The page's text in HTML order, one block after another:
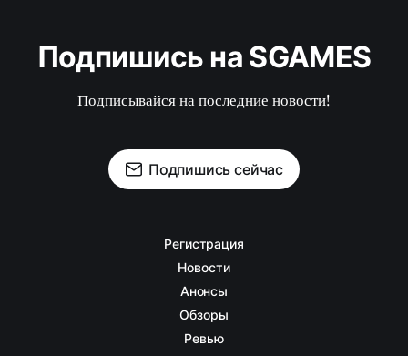
Подпишись на SGAMES
Подписывайся на последние новости!
Подпишись сейчас
Регистрация
Новости
Анонсы
Обзоры
Ревью